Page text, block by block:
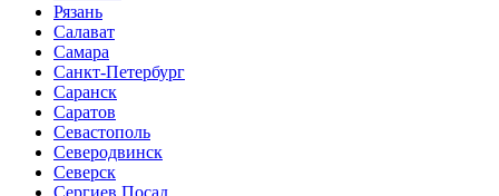
Рязань
Салават
Самара
Санкт-Петербург
Саранск
Саратов
Севастополь
Северодвинск
Северск